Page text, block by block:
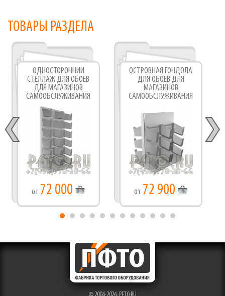
ТОВАРЫ РАЗДЕЛА
ОДНОСТОРОННИЙ
СТЕЛЛАЖ ДЛЯ ОБОЕВ
ДЛЯ МАГАЗИНОВ
САМООБСЛУЖИВАНИЯ
от 72 000
ОСТРОВНАЯ ГОНДОЛА
ДЛЯ ОБОЕВ ДЛЯ
МАГАЗИНОВ
САМООБСЛУЖИВАНИЯ
от 72 900